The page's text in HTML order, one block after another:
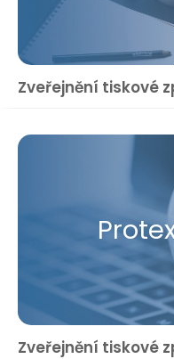
Zveřejnění tiskové
Zveřejnění tiskové